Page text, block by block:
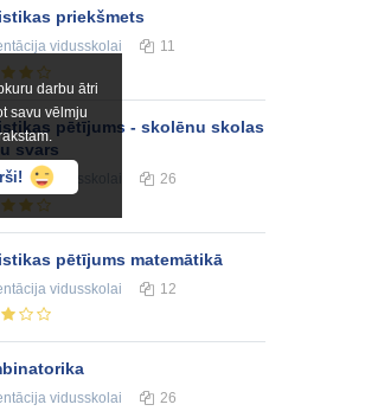
darbu ātri
savu vēlmju
priekšmets
vidusskolai 11
pētījums - skolēnu skolas
svars
vidusskolai 26
pētījums matemātikā
vidusskolai 12
vidusskolai 26